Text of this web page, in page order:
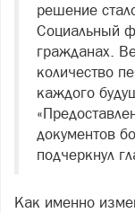
решение
Социальный
гражданах.
количество
каждого
документов
подчеркнул
Как именно